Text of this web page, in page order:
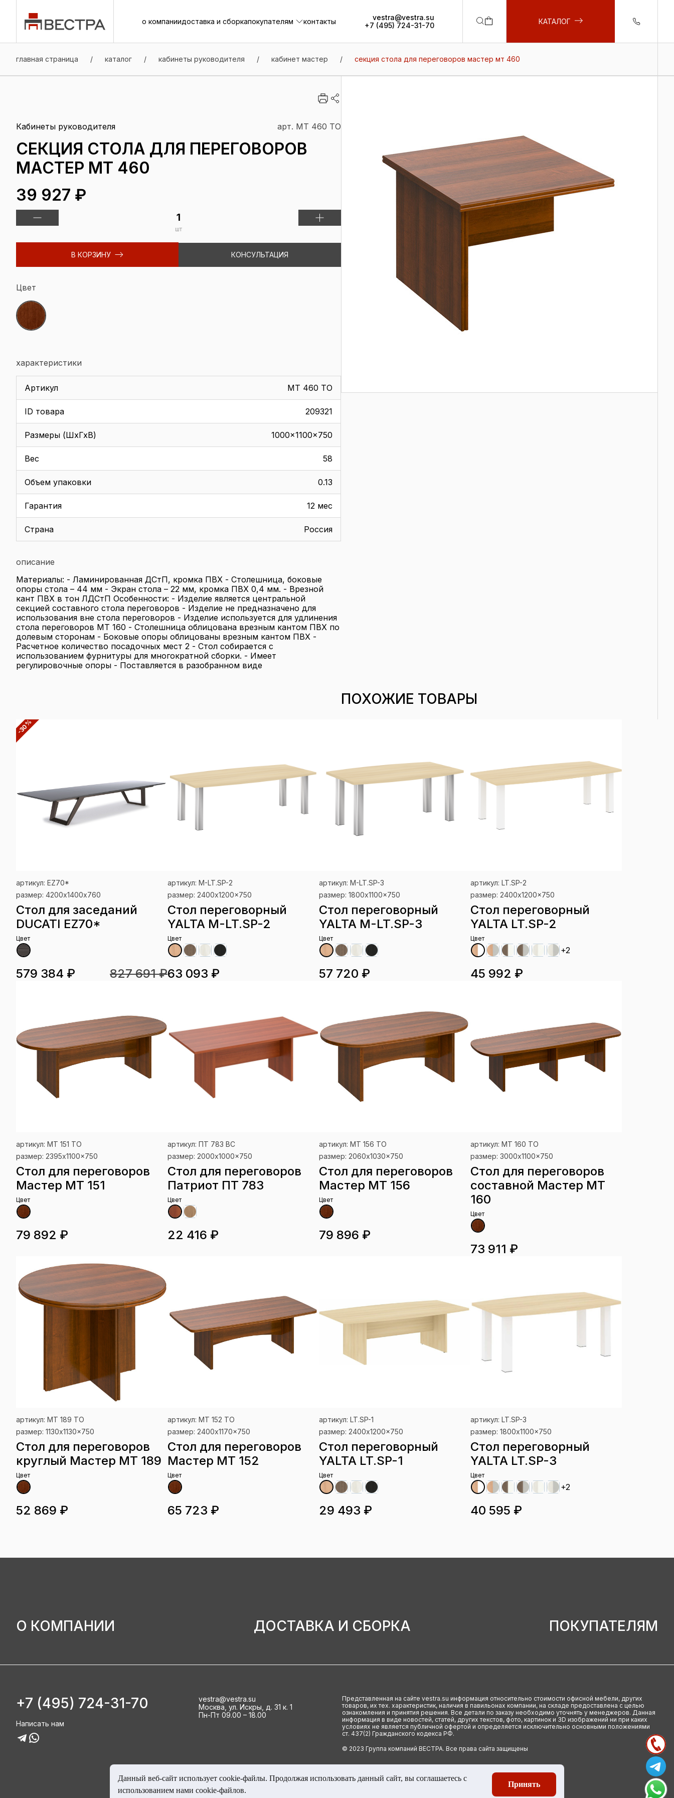
о компаниидоставка и сборкапокупателям
контакты
vestra@vestra.su
+7 (495) 724-31-70
КАТАЛОГ
главная страница / каталог / кабинеты руководителя / кабинет мастер / секция стола для переговоров мастер мт 460
Кабинеты руководителя арт. МТ 460 ТО
СЕКЦИЯ СТОЛА ДЛЯ ПЕРЕГОВОРОВ
МАСТЕР МТ 460
39 927 ₽
шт
В КОРЗИНУ КОНСУЛЬТАЦИЯ
Цвет
характеристики
Артикул МТ 460 ТО
ID товара 209321
Размеры (ШхГхВ) 1000x1100x750
Вес 58
Объем упаковки 0.13
Гарантия 12 мес
Страна Россия
описание
Материалы: - Ламинированная ДСтП, кромка ПВХ - Столешница, боковые
опоры стола – 44 мм - Экран стола – 22 мм, кромка ПВХ 0,4 мм. - Врезной
кант ПВХ в тон ЛДСтП Особенности: - Изделие является центральной
секцией составного стола переговоров - Изделие не предназначено для
использования вне стола переговоров - Изделие используется для удлинения
стола переговоров МТ 160 - Столешница облицована врезным кантом ПВХ по
долевым сторонам - Боковые опоры облицованы врезным кантом ПВХ -
Расчетное количество посадочных мест 2 - Стол собирается с
использованием фурнитуры для многократной сборки. - Имеет
регулировочные опоры - Поставляется в разобранном виде
ПОХОЖИЕ ТОВАРЫ
-30%
артикул: EZ70*
размер: 4200х1400х760
Стол для заседаний
DUCATI EZ70*
Цвет
579 384 ₽ 827 691 ₽
артикул: M-LT.SP-2
размер: 2400x1200x750
Стол переговорный
YALTA M-LT.SP-2
Цвет
63 093 ₽
артикул: M-LT.SP-3
размер: 1800x1100x750
Стол переговорный
YALTA M-LT.SP-3
Цвет
57 720 ₽
артикул: LT.SP-2
размер: 2400x1200x750
Стол переговорный
YALTA LT.SP-2
Цвет
+2
45 992 ₽
артикул: МТ 151 ТО
размер: 2395x1100x750
Стол для переговоров
Мастер МТ 151
Цвет
79 892 ₽
артикул: ПТ 783 ВС
размер: 2000x1000x750
Стол для переговоров
Патриот ПТ 783
Цвет
22 416 ₽
артикул: МТ 156 ТО
размер: 2060x1030x750
Стол для переговоров
Мастер МТ 156
Цвет
79 896 ₽
артикул: МТ 160 ТО
размер: 3000x1100x750
Стол для переговоров
составной Мастер МТ
160
Цвет
73 911 ₽
артикул: МТ 189 ТО
размер: 1130x1130x750
Стол для переговоров
круглый Мастер МТ 189
Цвет
52 869 ₽
артикул: МТ 152 ТО
размер: 2400x1170x750
Стол для переговоров
Мастер МТ 152
Цвет
65 723 ₽
артикул: LT.SP-1
размер: 2400x1200x750
Стол переговорный
YALTA LT.SP-1
Цвет
29 493 ₽
артикул: LT.SP-3
размер: 1800x1100x750
Стол переговорный
YALTA LT.SP-3
Цвет
+2
40 595 ₽
О КОМПАНИИ ДОСТАВКА И СБОРКА ПОКУПАТЕЛЯМ
+7 (495) 724-31-70
Написать нам
vestra@vestra.su
Москва, ул. Искры, д. 31 к. 1
Пн-Пт 09.00 – 18.00
Представленная на сайте vestra.su информация относительно стоимости офисной мебели, других
товаров, их тех. характеристик, наличия в павильонах компании, на складе предоставлена с целью
ознакомления и принятия решения. Все детали по заказу необходимо уточнять у менеджеров. Данная
информация в виде новостей, статей, других текстов, фото, картинок и 3D изображений ни при каких
условиях не является публичной офертой и определяется исключительно основными положениями
ст. 437(2) Гражданского кодекса РФ.
© 2023 Группа компаний ВЕСТРА. Все права сайта защищены
Данный веб-сайт использует cookie-файлы. Продолжая использовать данный сайт, вы соглашаетесь с
использованием нами cookie-файлов.
Принять